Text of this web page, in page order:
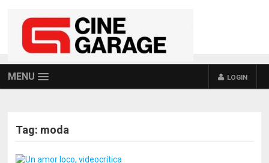
MENU LOGIN
Tag: moda